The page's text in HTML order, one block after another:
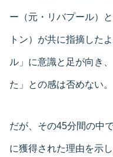
ー（元・リバプール）
トン）が共に指摘した
ル」に意識と足が向き
た」との感は否めない。
だが、その45分間の中
に獲得された理由を示